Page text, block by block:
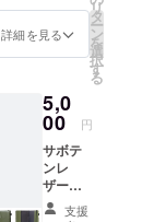
がデス
ク上を
くれま
す。
ペン、
定規、
ハサ
ミ、
を原料
とした
ヴィー
「Dess
erto（
デセル
ト）」
で作っ
たサス
テナブ
詳細を見る
リ
タ
ー
ン
を
選
択
す
る
5,0
00 円
サボテ
ンレ
ザーで
作った
支援